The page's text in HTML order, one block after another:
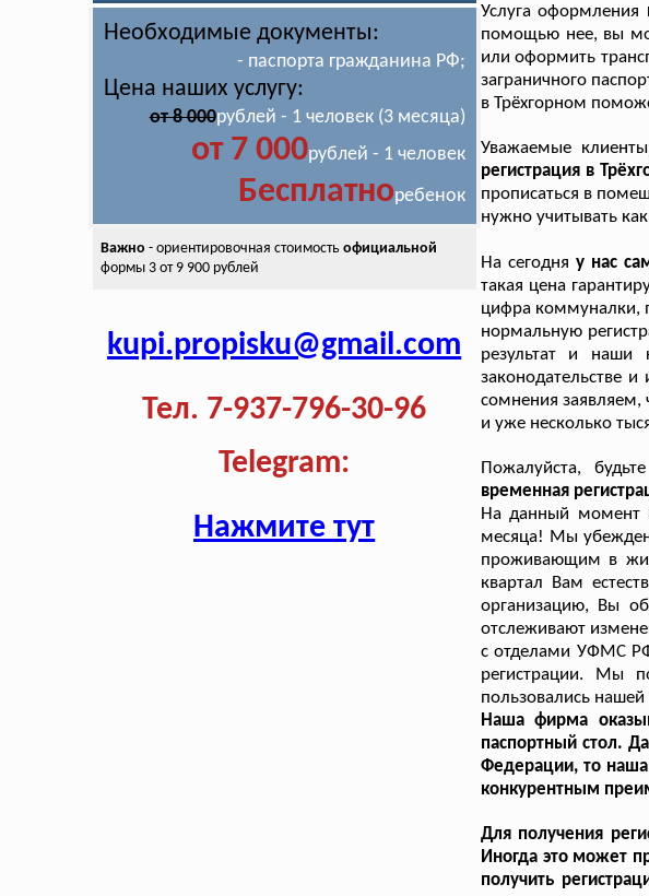
Необходимые документы:
- паспорта гражданина РФ;
Цена наших услугу:
от 8 000рублей - 1 человек (3 месяца)
от 7 000рублей - 1 человек
Бесплатноребенок
Важно - ориентировочная стоимость официальной
формы 3 от 9 900 рублей
kupi.propisku@gmail.com
Тел. 7-937-796-30-96
Telegram:
Нажмите тут
Услуга оформления
помощью нее, вы
или оформить
заграничного
в Трёхгорном
Уважаемые
регистрация в
прописаться в
нужно учитывать
На сегодня у нас
такая цена
цифра коммуналки,
нормальную
результат и наши
законодательстве
сомнения
и уже несколько
Пожалуйста,
временная
На данный момент
месяца! Мы
проживающим в
квартал Вам
организацию, Вы
отслеживают
с отделами УФМС
регистрации. Мы
пользовались
Наша фирма
паспортный стол.
Федерации, то наша
конкурентным
Для получения
Иногда это может
получить